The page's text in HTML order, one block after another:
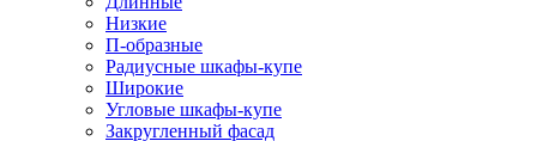
Низкие
П-образные
Радиусные шкафы-купе
Широкие
Угловые шкафы-купе
Закругленный фасад